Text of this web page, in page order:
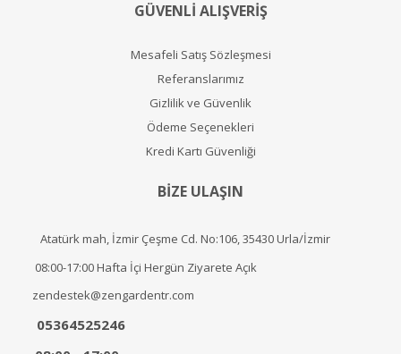
GÜVENLİ ALIŞVERİŞ
Mesafeli Satış Sözleşmesi
Referanslarımız
Gizlilik ve Güvenlik
Ödeme Seçenekleri
Kredi Kartı Güvenliği
BİZE ULAŞIN
Atatürk mah, İzmir Çeşme Cd. No:106, 35430 Urla/İzmir
08:00-17:00 Hafta İçi Hergün Ziyarete Açık
zendestek@zengardentr.com
05364525246